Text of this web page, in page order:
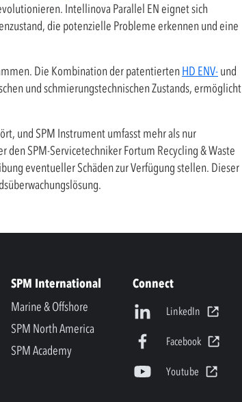
Intellinova Parallel EN eignet sich
die potenzielle Probleme erkennen und eine
Die Kombination der patentiertenHD ENV-und
und schmierungstechnischen Zustands, ermöglicht
und SPM Instrument umfasst mehr als nur
den SPM-Servicetechniker Fortum Recycling & Waste
eventueller Schäden zur Verfügung stellen. Dieser
SPM International
Marine & Offshore
SPM North America
SPM Academy
Connect
LinkedIn
Facebook
Youtube